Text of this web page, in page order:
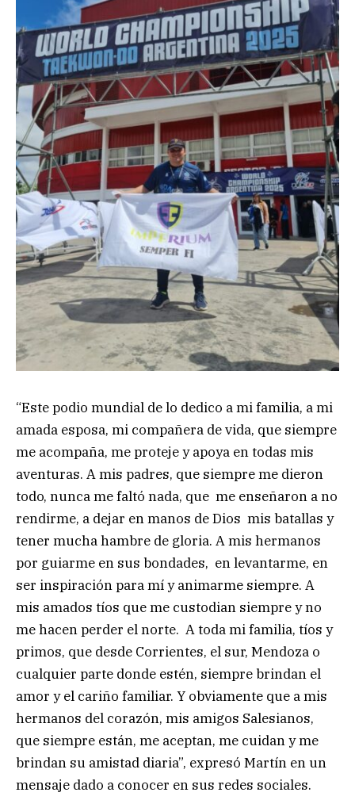
“Este podio mundial de lo dedico a mi familia, a mi
amada esposa, mi compañera de vida, que siempre
me acompaña, me proteje y apoya en todas mis
aventuras. A mis padres, que siempre me dieron
todo, nunca me faltó nada, que me enseñaron a no
rendirme, a dejar en manos de Dios mis batallas y
tener mucha hambre de gloria. A mis hermanos
por guiarme en sus bondades, en levantarme, en
ser inspiración para mí y animarme siempre. A
mis amados tíos que me custodian siempre y no
me hacen perder el norte. A toda mi familia, tíos y
primos, que desde Corrientes, el sur, Mendoza o
cualquier parte donde estén, siempre brindan el
amor y el cariño familiar. Y obviamente que a mis
hermanos del corazón, mis amigos Salesianos,
que siempre están, me aceptan, me cuidan y me
brindan su amistad diaria”, expresó Martín en un
mensaje dado a conocer en sus redes sociales.